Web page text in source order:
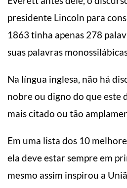
presidente Lincoln para
1863 tinha apenas 278
suas palavras
Na língua inglesa, não há
nobre ou digno do que este
mais citado ou tão
Em uma lista dos 10
ela deve estar sempre em
mesmo assim inspirou a